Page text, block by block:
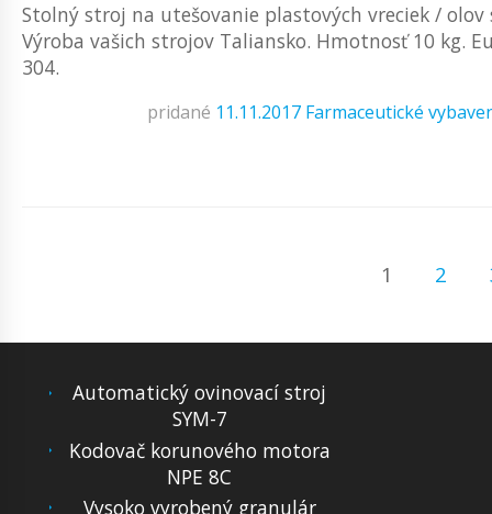
Stolný stroj na utešovanie plastových vreciek /
Výroba vašich strojov Taliansko. Hmotnosť 10 kg.
304.
pridané 11.11.2017 Farmaceutické
1 2
Automatický ovinovací stroj
SYM-7
Kodovač korunového motora
NPE 8C
Vysoko vyrobený granulár